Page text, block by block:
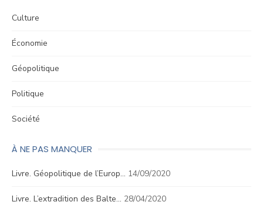
Culture
Économie
Géopolitique
Politique
Société
À NE PAS MANQUER
Livre. Géopolitique de l’Europ… 14/09/2020
Livre. L’extradition des Balte… 28/04/2020